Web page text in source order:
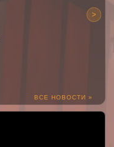
>
ВСЕ НОВОСТИ »